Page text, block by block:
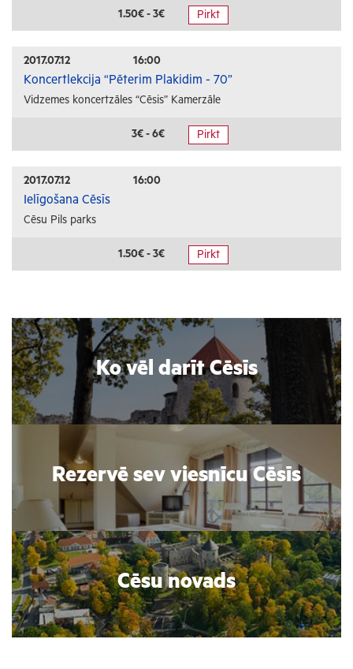
1.50€ - 3€ Pirkt
2017.07.12 16:00
Koncertlekcija “Pēterim Plakidim - 70”
Vidzemes koncertzāles “Cēsis” Kamerzāle
3€ - 6€ Pirkt
2017.07.12 16:00
Ielīgošana Cēsīs
Cēsu Pils parks
1.50€ - 3€ Pirkt
Ko vēl darīt Cēsīs
Rezervē sev viesnīcu Cēsīs
Cēsu novads